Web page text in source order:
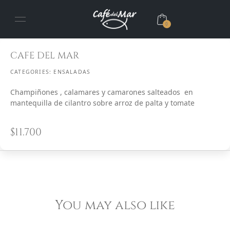
0
CAFE DEL MAR
CATEGORIES: ENSALADAS
Champiñones , calamares y camarones salteados en
mantequilla de cilantro sobre arroz de palta y tomate
$11.700
You may also like